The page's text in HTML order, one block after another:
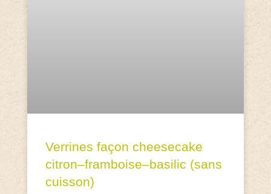
Verrines façon cheesecake
citron–framboise–basilic (sans
cuisson)